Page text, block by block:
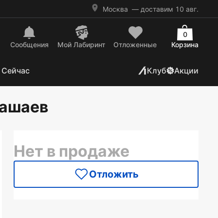
Москва — доставим 10 авг.
Сообщения Mой Лабиринт Отложенные Корзина
0
Клуб Акции
Нет в продаже
Отложить